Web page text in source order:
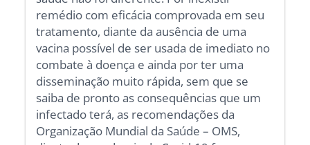
remédio com eficácia comprovada em seu
tratamento, diante da ausência de uma
vacina possível de ser usada de imediato no
combate à doença e ainda por ter uma
disseminação muito rápida, sem que se
saiba de pronto as consequências que um
infectado terá, as recomendações da
Organização Mundial da Saúde – OMS,